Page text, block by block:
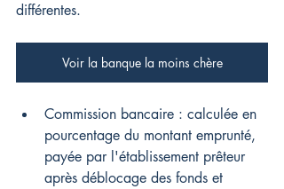
différentes.
Voir la banque la moins chère
Commission bancaire : calculée en
pourcentage du montant emprunté,
payée par l'établissement prêteur
après déblocage des fonds et